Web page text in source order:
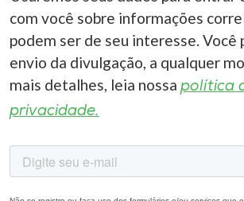
com você sobre informações
podem ser de seu interesse. Você
envio da divulgação, a qualquer
mais detalhes, leia nossa política
privacidade.